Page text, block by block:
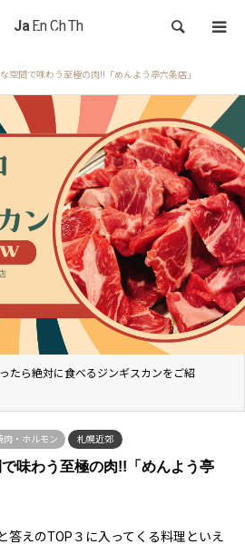
検索
空間で味わう至極の肉!!「めんよう亭六条店」
たら絶対に食べるジンギスカンをご紹
肉・ホルモン 札幌近郊
味わう至極の肉!!「めんよう亭
答えのTOP３に入ってくる料理といえ